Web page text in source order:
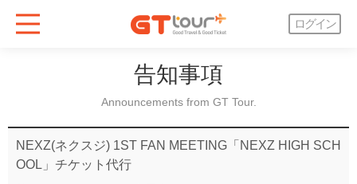
ログイン
告知事項
Announcements from GT Tour.
NEXZ(ネクスジ) 1ST FAN MEETING「NEXZ HIGH SCH
OOL」チケット代行